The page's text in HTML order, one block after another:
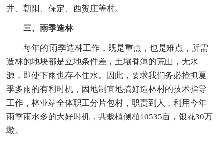
井、朝阳、保定、西贺庄等村。
三、雨季造林
每年的'雨季造林工作，既是重点，也是难点，所需
造林的地块都是立地条件差，土壤脊薄的荒山，无水
源，即使下雨也存不住水。因此，要求我们务必抢抓夏
季多雨的有利时机，因地制宜地搞好造林村的技术指导
工作，林业站全体职工分片包村，职责到人，利用今年
雨季雨水多的大好时机，共栽植侧柏10535亩，银花30万
墩。